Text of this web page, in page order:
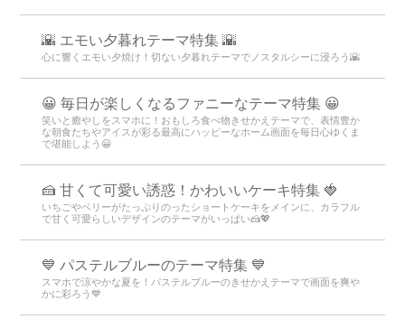
🌇 エモい夕暮れテーマ特集 🌇
心に響くエモい夕焼け！切ない夕暮れテーマでノスタルシーに浸ろう🌇
😀 毎日が楽しくなるファニーなテーマ特集 😀
笑いと癒やしをスマホに！おもしろ食べ物きせかえテーマで、表情豊か
な朝食たちやアイスが彩る最高にハッピーなホーム画面を毎日心ゆくま
で堪能しよう😀
🍰 甘くて可愛い誘惑！かわいいケーキ特集 🍓
いちごやベリーがたっぷりのったショートケーキをメインに、カラフル
で甘く可愛らしいデザインのテーマがいっぱい🍰💖
💙 パステルブルーのテーマ特集 💙
スマホで涼やかな夏を！パステルブルーのきせかえテーマで画面を爽や
かに彩ろう💙